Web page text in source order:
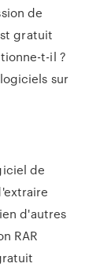
de
gratuit
t-il ?
sur
de
d'autres
RAR